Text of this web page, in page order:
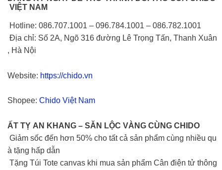
VIỆT NAM
Hotline: 086.707.1001 – 096.784.1001 – 086.782.1001
Địa chỉ: Số 2A, Ngõ 316 đường Lê Trọng Tấn, Thanh Xuân
, Hà Nội
Website: https://chido.vn
Shopee: Chido Việt Nam
ẤT TỴ AN KHANG – SĂN LỘC VÀNG CÙNG CHIDO
Giảm sốc đến hơn 50% cho tất cả sản phẩm cùng nhiều qu
à tặng hấp dẫn
Tặng Túi Tote canvas khi mua sản phẩm Cân điện tử thông